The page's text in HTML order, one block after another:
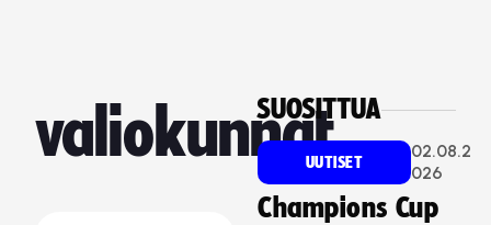
valiokunnat
SUOSITTUA
UUTISET
02.08.2
026
Champions Cup